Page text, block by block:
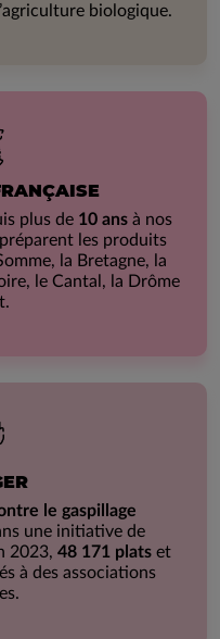
biologique.
plus de 10 ans à nos
les produits
la Bretagne, la
le Cantal, la Drôme
le gaspillage
une initiative de
2023, 48 171 platset
à des associations